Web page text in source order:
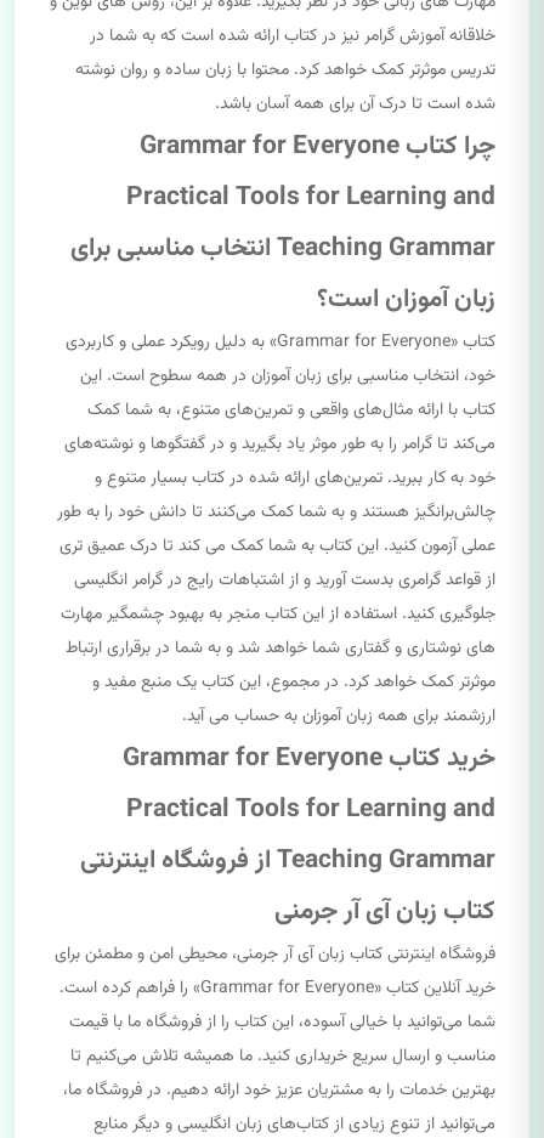
خلاقانه آموزش گرامر نیز در کتاب ارائه شده است که به شما در
تدریس موثرتر کمک خواهد کرد. محتوا با زبان ساده و روان نوشته
شده است تا درک آن برای همه آسان باشد.
چرا کتاب Grammar for Everyone
Practical Tools for Learning and
Teaching Grammar انتخاب مناسبی برای
زبان آموزان است؟
کتاب «Grammar for Everyone» به دلیل رویکرد عملی و کاربردی
خود، انتخاب مناسبی برای زبان آموزان در همه سطوح است. این
کتاب با ارائه مثال‌های واقعی و تمرین‌های متنوع، به شما کمک
می‌کند تا گرامر را به طور موثر یاد بگیرید و در گفتگوها و نوشته‌های
خود به کار ببرید. تمرین‌های ارائه شده در کتاب بسیار متنوع و
چالش‌برانگیز هستند و به شما کمک می‌کنند تا دانش خود را به طور
عملی آزمون کنید. این کتاب به شما کمک می کند تا درک عمیق تری
از قواعد گرامری بدست آورید و از اشتباهات رایج در گرامر انگلیسی
جلوگیری کنید. استفاده از این کتاب منجر به بهبود چشمگیر مهارت
های نوشتاری و گفتاری شما خواهد شد و به شما در برقراری ارتباط
موثرتر کمک خواهد کرد. در مجموع، این کتاب یک منبع مفید و
ارزشمند برای همه زبان آموزان به حساب می آید.
خرید کتاب Grammar for Everyone
Practical Tools for Learning and
Teaching Grammar از فروشگاه اینترنتی
کتاب زبان آی آر جرمنی
فروشگاه اینترنتی کتاب زبان آی آر جرمنی، محیطی امن و مطمئن برای
خرید آنلاین کتاب «Grammar for Everyone» را فراهم کرده است.
شما می‌توانید با خیالی آسوده، این کتاب را از فروشگاه ما با قیمت
مناسب و ارسال سریع خریداری کنید. ما همیشه تلاش می‌کنیم تا
بهترین خدمات را به مشتریان عزیز خود ارائه دهیم. در فروشگاه ما،
می‌توانید از تنوع زیادی از کتاب‌های زبان انگلیسی و دیگر منابع